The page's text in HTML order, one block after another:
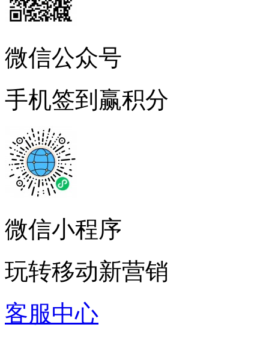
微信公众号
手机签到赢积分
微信小程序
玩转移动新营销
客服中心